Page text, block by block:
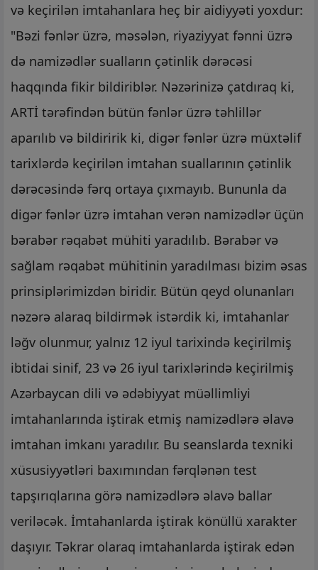
və keçirilən imtahanlara heç bir aidiyyəti yoxdur:
"Bəzi fənlər üzrə, məsələn, riyaziyyat fənni üzrə
də namizədlər sualların çətinlik dərəcəsi
haqqında fikir bildiriblər. Nəzərinizə çatdıraq ki,
ARTİ tərəfindən bütün fənlər üzrə təhlillər
aparılıb və bildiririk ki, digər fənlər üzrə müxtəlif
tarixlərdə keçirilən imtahan suallarının çətinlik
dərəcəsində fərq ortaya çıxmayıb. Bununla da
digər fənlər üzrə imtahan verən namizədlər üçün
bərabər rəqabət mühiti yaradılıb. Bərabər və
sağlam rəqabət mühitinin yaradılması bizim əsas
prinsiplərimizdən biridir. Bütün qeyd olunanları
nəzərə alaraq bildirmək istərdik ki, imtahanlar
ləğv olunmur, yalnız 12 iyul tarixində keçirilmiş
ibtidai sinif, 23 və 26 iyul tarixlərində keçirilmiş
Azərbaycan dili və ədəbiyyat müəllimliyi
imtahanlarında iştirak etmiş namizədlərə əlavə
imtahan imkanı yaradılır. Bu seanslarda texniki
xüsusiyyətləri baxımından fərqlənən test
tapşırıqlarına görə namizədlərə əlavə ballar
veriləcək. İmtahanlarda iştirak könüllü xarakter
daşıyır. Təkrar olaraq imtahanlarda iştirak edən